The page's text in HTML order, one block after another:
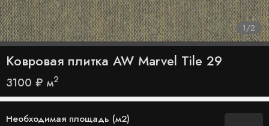
1/2
Ковровая плитка AW Marvel Tile 29
3100 ₽ м2
Необходимая площадь (м2)